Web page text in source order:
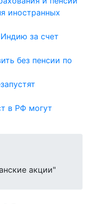
иностранных
за счет
без пенсии по
в РФ могут
акции"